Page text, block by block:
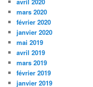
mars 2020
février 2020
janvier 2020
mai 2019
avril 2019
mars 2019
février 2019
janvier 2019